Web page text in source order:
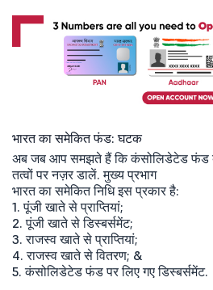
भारत का समेकित फंड: घटक
अब जब आप समझते हैं कि कंसोलिडेटेड फंड
तत्वों पर नज़र डालें. मुख्य प्रभाग
भारत का समेकित निधि इस प्रकार है:
1. पूंजी खाते से प्राप्तियां;
2. पूंजी खाते से डिस्बर्समेंट;
3. राजस्व खाते से प्राप्तियां;
4. राजस्व खाते से वितरण; &
5. कंसोलिडेटेड फंड पर लिए गए डिस्बर्समेंट.